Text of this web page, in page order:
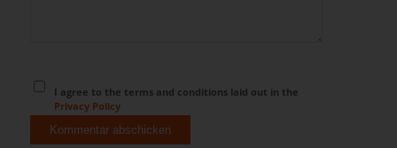
I agree to the terms and conditions laid out in the
Privacy Policy